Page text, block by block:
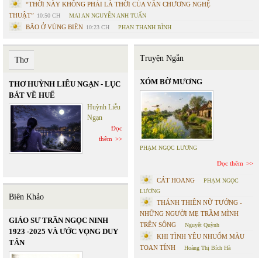
“THỜI NÀY KHÔNG PHẢI LÀ THỜI CỦA VĂN CHƯƠNG NGHỆ
THUẬT” 10:50 CH MAI AN NGUYỄN ANH TUẤN
BÃO Ở VÙNG BIÊN 10:23 CH PHAN THANH BÌNH
Thơ
THƠ HUỲNH LIỄU NGẠN - LỤC
BÁT VỀ HUẾ
Huỳnh Liễu
Ngạn
Đọc
thêm
Biên Khảo
GIÁO SƯ TRẦN NGỌC NINH
1923 -2025 VÀ ƯỚC VỌNG DUY
TÂN
Truyện Ngắn
XÓM BỜ MƯƠNG
PHẠM NGỌC LƯƠNG
Đọc thêm
CÁT HOANG
PHẠM NGỌC
LƯƠNG
THÁNH THIÊN NỮ TƯỚNG -
NHỮNG NGƯỜI MẸ TRẦM MÌNH
TRÊN SÔNG
Nguyệt Quỳnh
KHI TÌNH YÊU NHUỐM MÀU
TOAN TÍNH
Hoàng Thị Bích Hà